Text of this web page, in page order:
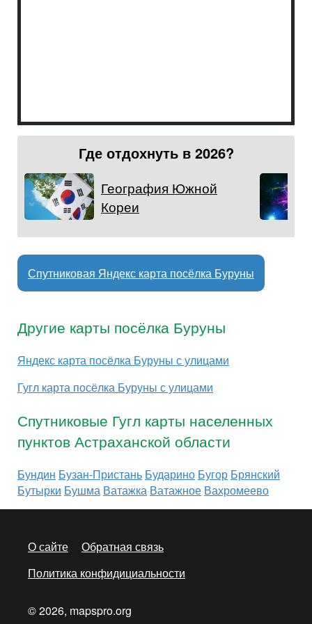
Где отдохнуть в 2026?
География Южной
Кореи
Спутниковая Яндекс карта посёлка Буруны
Другие карты посёлка Буруны
Яндекс карта посёлка Буруны с улицами
Гугл карта посёлка Буруны с улицами
Спутниковые Гугл карты населенных
пунктов Астраханской области
Бундин Бузан-Пристань Бударино Бугор Брянский
Бутырки Бушма Ватажка Ватажное Вахромеево
О сайте
Обратная связь
Политика конфидициальности
© 2026, mapspro.org